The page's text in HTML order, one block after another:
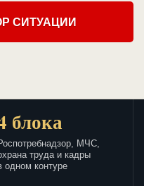
СИТУАЦИИ
блока
МЧС,
труда и кадры
одном контуре